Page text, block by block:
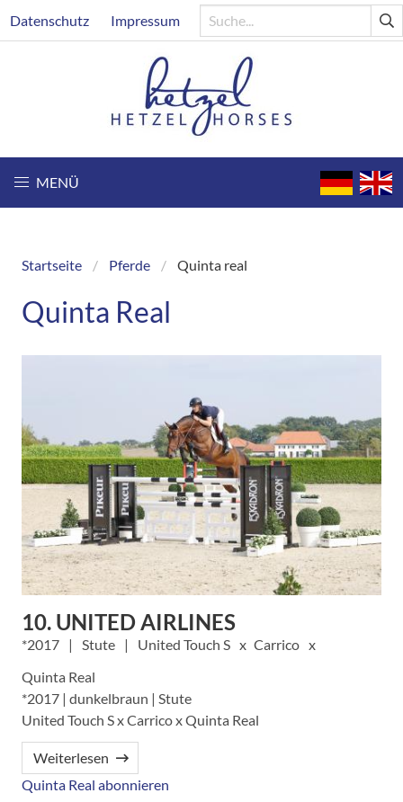
zum
Header
Datenschutz Impressum
MENÜ
Breadcrumb
Startseite Pferde Quinta real
Quinta Real
10. UNITED AIRLINES
2017 Stute United Touch S
Carrico
Quinta Real
*2017 | dunkelbraun | Stute
United Touch S x Carrico x Quinta Real
Weiterlesen
Quinta Real abonnieren